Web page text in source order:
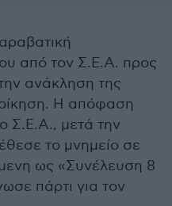
από τον Σ.Ε.Α. προς
ανάκληση της
Η απόφαση
ο Σ.Ε.Α., μετά την
το μνημείο σε
ως «Συνέλευση 8
πάρτι για τον